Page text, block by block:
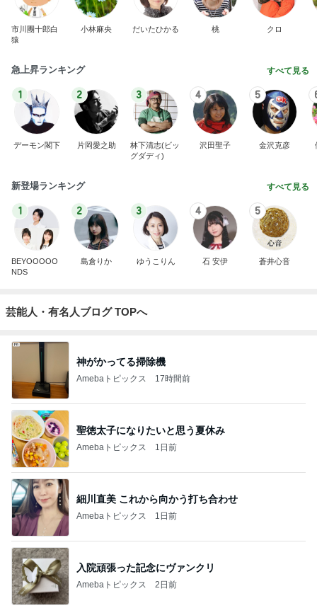
市川團十郎白
猿
小林麻央 だいたひかる 桃 クロ
急上昇ランキング すべて見る
1
デーモン閣下
2
片岡愛之助
3
林下清志(ビッ
グダディ)
4
沢田聖子
5
金沢克彦
新登場ランキング すべて見る
1
BEYOOOOO
NDS
2
島倉りか
3
ゆうこりん
4
石 安伊
5
蒼井心音
芸能人・有名人ブログ TOPへ
神がかってる掃除機
Amebaトピックス 17時間前
聖徳太子になりたいと思う夏休み
Amebaトピックス 1日前
細川直美 これから向かう打ち合わせ
Amebaトピックス 1日前
入院頑張った記念にヴァンクリ
Amebaトピックス 2日前